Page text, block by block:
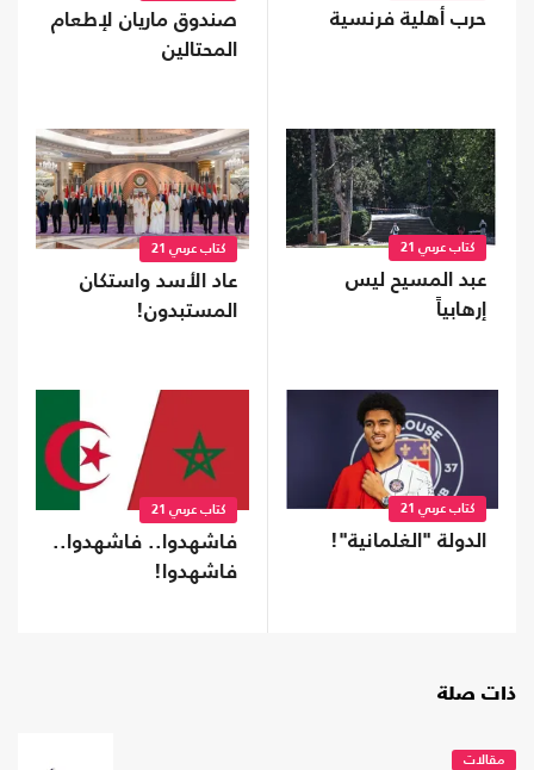
حرب أهلية فرنسية
صندوق ماريان لإطعام
المحتالين
كتاب عربي 21
عبد المسيح ليس
إرهابياً
كتاب عربي 21
عاد الأسد واستكان
المستبدون!
كتاب عربي 21
الدولة "الغلمانية"!
كتاب عربي 21
فاشهدوا.. فاشهدوا..
فاشهدوا!
ذات صلة
مقالات